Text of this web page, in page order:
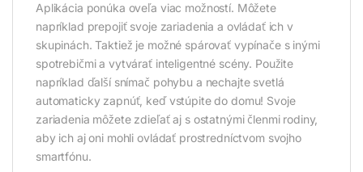
Aplikácia ponúka oveľa viac možností. Môžete
napríklad prepojiť svoje zariadenia a ovládať ich v
skupinách. Taktiež je možné spárovať vypínače s inými
spotrebičmi a vytvárať inteligentné scény. Použite
napríklad ďalší snímač pohybu a nechajte svetlá
automaticky zapnúť, keď vstúpite do domu! Svoje
zariadenia môžete zdieľať aj s ostatnými členmi rodiny,
aby ich aj oni mohli ovládať prostredníctvom svojho
smartfónu.